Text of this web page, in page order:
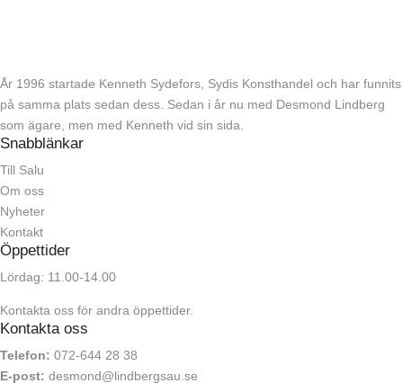
År 1996 startade Kenneth Sydefors, Sydis Konsthandel och har funnits
på samma plats sedan dess. Sedan i år nu med Desmond Lindberg
som ägare, men med Kenneth vid sin sida.
Snabblänkar
Till Salu
Om oss
Nyheter
Kontakt
Öppettider
Lördag: 11.00-14.00
Kontakta oss för andra öppettider.
Kontakta oss
Telefon: 072-644 28 38
E-post: desmond@lindbergsau.se